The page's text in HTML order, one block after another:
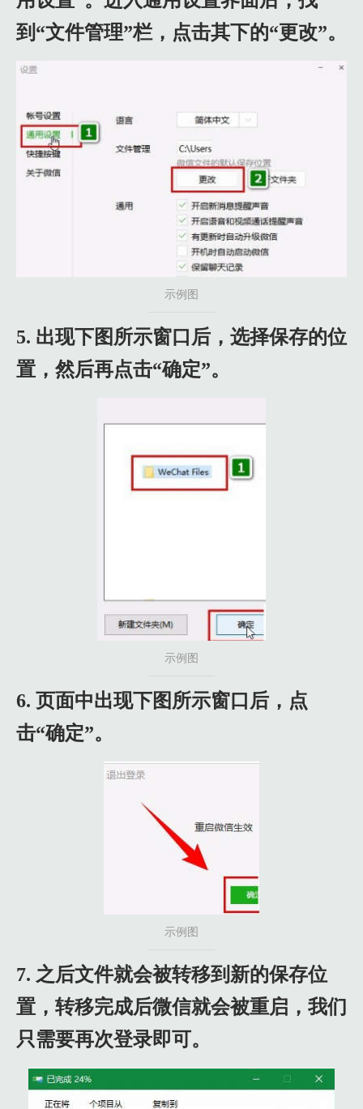
到“文件管理”栏，点击其下的“更改”。
示例图
5. 出现下图所示窗口后，选择保存的位
置，然后再点击“确定”。
示例图
6. 页面中出现下图所示窗口后，点
击“确定”。
示例图
7. 之后文件就会被转移到新的保存位
置，转移完成后微信就会被重启，我们
只需要再次登录即可。